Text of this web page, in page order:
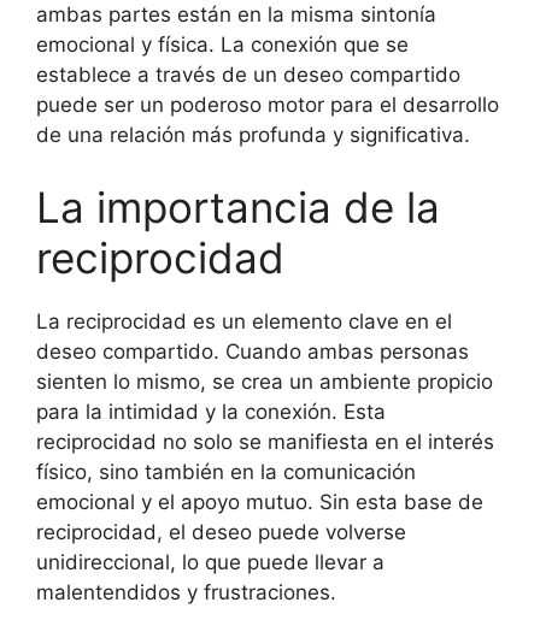
ambas partes están en la misma sintonía
emocional y física. La conexión que se
establece a través de un deseo compartido
puede ser un poderoso motor para el desarrollo
de una relación más profunda y significativa.
La importancia de la
reciprocidad
La reciprocidad es un elemento clave en el
deseo compartido. Cuando ambas personas
sienten lo mismo, se crea un ambiente propicio
para la intimidad y la conexión. Esta
reciprocidad no solo se manifiesta en el interés
físico, sino también en la comunicación
emocional y el apoyo mutuo. Sin esta base de
reciprocidad, el deseo puede volverse
unidireccional, lo que puede llevar a
malentendidos y frustraciones.